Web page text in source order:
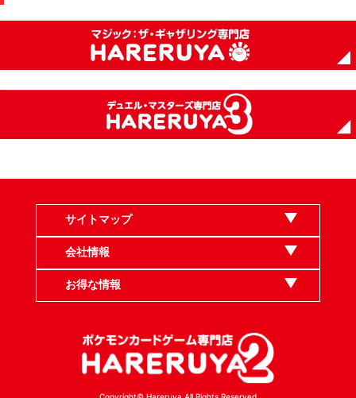
サイトマップ
会社情報
お得な情報